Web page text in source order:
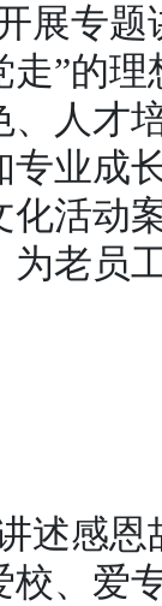
展专
走”的
、人才
专业成
化活动
老员
述感恩
校、爱